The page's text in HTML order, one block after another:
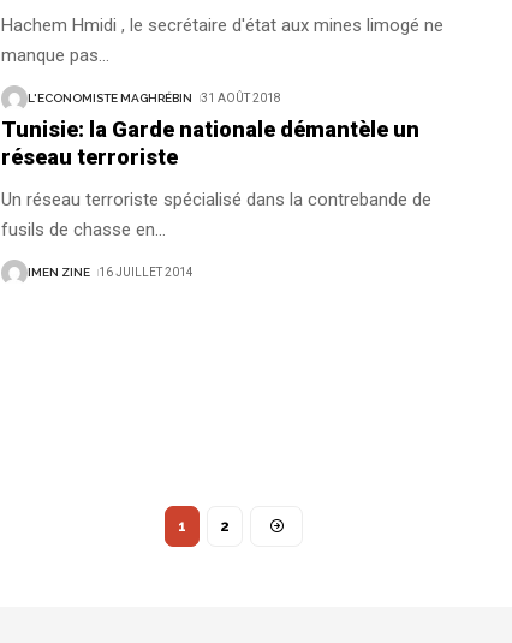
Hachem Hmidi , le secrétaire d'état aux mines limogé ne
manque pas…
L'ECONOMISTE MAGHRÉBIN 31 AOÛT 2018
Tunisie: la Garde nationale démantèle un
réseau terroriste
Un réseau terroriste spécialisé dans la contrebande de
fusils de chasse en…
IMEN ZINE 16 JUILLET 2014
1 2